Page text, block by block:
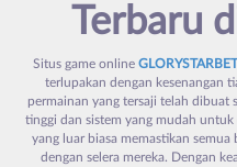
Terbaru
Situs game online GLORYSTARBET
terlupakan dengan kesenangan
permainan yang tersaji telah dibuat
tinggi dan sistem yang mudah
yang luar biasa memastikan
dengan selera mereka. Dengan